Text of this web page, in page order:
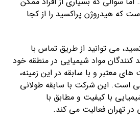
که هیدروژن پراکسید را از کجا
می توانید از طریق تماس با
کنندگان مواد شیمیایی در منطقه خود
معتبر و با سابقه در این زمینه،
این شرکت با سابقه طولانی
با کیفیت و مطابق با
در تهران فعالیت می کند.